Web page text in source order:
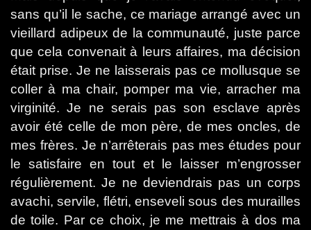
sans qu’il le sache, ce mariage arrangé avec un
vieillard adipeux de la communauté, juste parce
que cela convenait à leurs affaires, ma décision
était prise. Je ne laisserais pas ce mollusque se
coller à ma chair, pomper ma vie, arracher ma
virginité. Je ne serais pas son esclave après
avoir été celle de mon père, de mes oncles, de
mes frères. Je n’arrêterais pas mes études pour
le satisfaire en tout et le laisser m’engrosser
régulièrement. Je ne deviendrais pas un corps
avachi, servile, flétri, enseveli sous des murailles
de toile. Par ce choix, je me mettrais à dos ma